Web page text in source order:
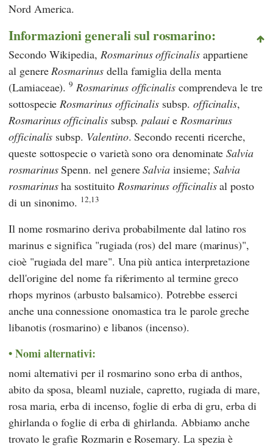
Nord America.
Informazioni generali sul rosmarino:
Secondo Wikipedia, Rosmarinus officinalisappartiene
al genereRosmarinusdella famiglia della menta
(Lamiaceae).9 Rosmarinus officinalis comprendeva le tre
sottospecieRosmarinus officinalis subsp. officinalis,
Rosmarinus officinalissubsp.palaui e Rosmarinus
officinalis subsp. Valentino. Secondo recenti ricerche,
queste sottospecie o varietà sono ora denominateSalvia
rosmarinusSpenn. nel genereSalvia insieme; Salvia
rosmarinusha sostituito Rosmarinus officinalisal posto
di un sinonimo. 12,13
Il nome rosmarino deriva probabilmente dal latino ros
marinus e significa "rugiada (ros) del mare (marinus)",
cioè "rugiada del mare". Una più antica interpretazione
dell'origine del nome fa riferimento al termine greco
rhops myrinos (arbusto balsamico). Potrebbe esserci
anche una connessione onomastica tra le parole greche
libanotis (rosmarino) e libanos (incenso).
Nomi alternativi:
nomi alternativi per il rosmarino sono erba di anthos,
abito da sposa, bleaml nuziale, capretto, rugiada di mare,
rosa maria, erba di incenso, foglie di erba di gru, erba di
ghirlanda o foglie di erba di ghirlanda. Abbiamo anche
trovato le grafie Rozmarin e Rosemary. La spezia è